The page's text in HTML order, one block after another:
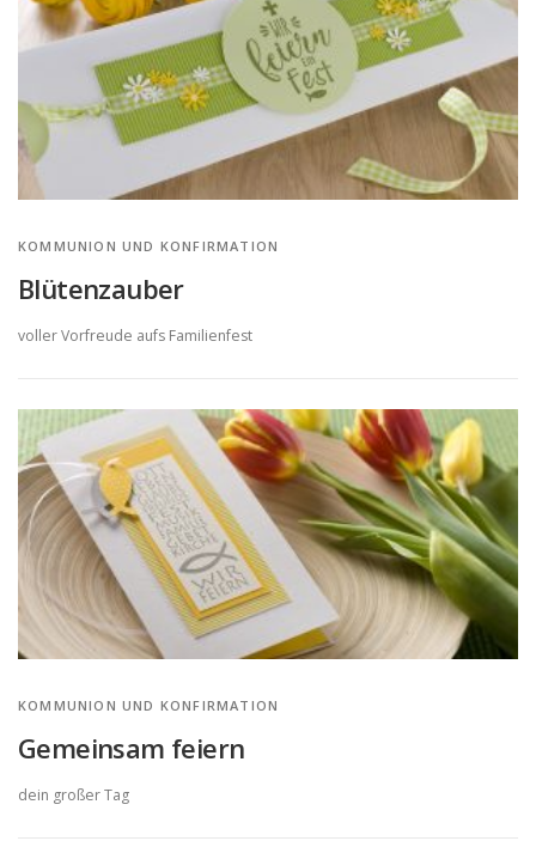
KOMMUNION UND KONFIRMATION
Blütenzauber
voller Vorfreude aufs Familienfest
KOMMUNION UND KONFIRMATION
Gemeinsam feiern
dein großer Tag